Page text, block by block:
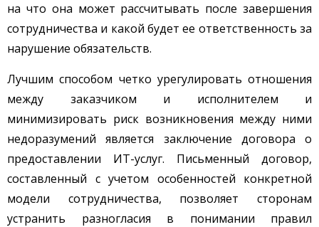
на что она может рассчитывать после завершения
сотрудничества и какой будет ее ответственность за
нарушение обязательств.
Лучшим способом четко урегулировать отношения
между заказчиком и исполнителем и
минимизировать риск возникновения между ними
недоразумений является заключение договора о
предоставлении ИТ-услуг. Письменный договор,
составленный с учетом особенностей конкретной
модели сотрудничества, позволяет сторонам
устранить разногласия в понимании правил